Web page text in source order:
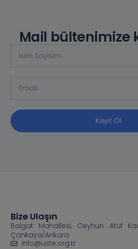
Mail bültenimize
Kayıt Ol
Bize Ulaşın
Balgat Mahallesi, Ceyhun Atuf
Çankaya/Ankara
info@uste.org.tr